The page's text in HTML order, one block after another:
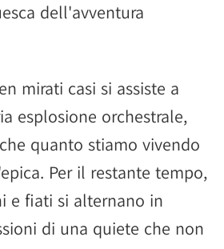
dell'avventura
mirati casi si assiste a
esplosione orchestrale,
quanto stiamo vivendo
Per il restante tempo,
e fiati si alternano in
di una quiete che non